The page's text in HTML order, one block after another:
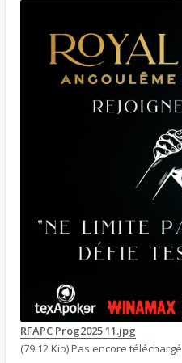
RFAPC Prog2025 11.jpg
(79.12 Kio) Pas encore téléchargé